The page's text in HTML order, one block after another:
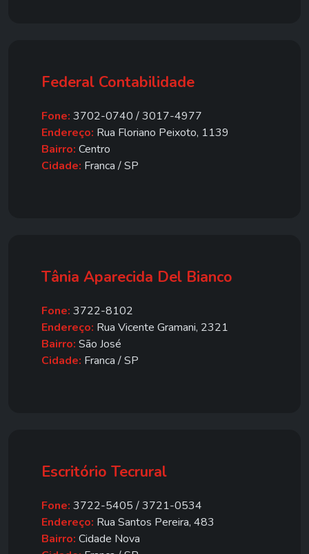
Federal Contabilidade
Fone: 3702-0740 / 3017-4977
Endereço: Rua Floriano Peixoto, 1139
Bairro: Centro
Cidade: Franca / SP
Tânia Aparecida Del Bianco
Fone: 3722-8102
Endereço: Rua Vicente Gramani, 2321
Bairro: São José
Cidade: Franca / SP
Escritório Tecrural
Fone: 3722-5405 / 3721-0534
Endereço: Rua Santos Pereira, 483
Bairro: Cidade Nova